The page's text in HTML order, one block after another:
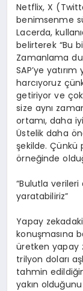
Netflix, X
benimsenme
Lacerda,
belirterek “Bu
Zamanlama
SAP’ye
harcıyoruz
getiriyor ve
size aynı
ortamı, daha
Üstelik daha
şekilde. Çünkü
örneğinde
“Bulutla
yaratabiliriz”
Yapay zekadaki
konuşmasına
üretken yapay
trilyon doları
tahmin
yakın